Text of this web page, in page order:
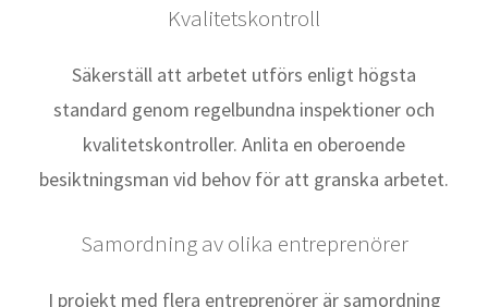
Kvalitetskontroll
Säkerställ att arbetet utförs enligt högsta
standard genom regelbundna inspektioner och
kvalitetskontroller. Anlita en oberoende
besiktningsman vid behov för att granska arbetet.
Samordning av olika entreprenörer
I projekt med flera entreprenörer är samordning